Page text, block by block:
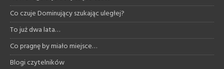
Co czuje Dominujący szukając uległej?
To już dwa lata…
Co pragnę by miało miejsce…
Blogi czytelników